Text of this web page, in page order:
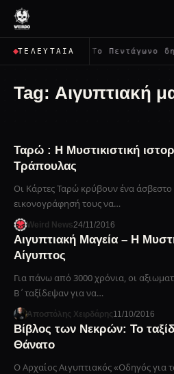
ΤΕΛΕΥΤΑΊΑ
όλους; ✦ Το Πεντάγωνο
Tag: Αιγυπτιακή
Ταρώ : Η Μυστικιστική
Τράπουλας
Οι Κάρτες Ταρώ κρύβουν ένα άσβεστο
εικονογράφησή τους να…
Weird News24/11/2016
Αιγυπτιακή Μαγεία – Η
Αίγυπτος
Για πάνω από 3000 χρόνια, οι
Β΄ταξίδεψαν για να…
Αποστόλης Χειρδάρης11/10/2016
Βίβλος των Νεκρών: Το
Θάνατο
Ο Αρχαίος Αιγυπτιακός «Οδηγός για